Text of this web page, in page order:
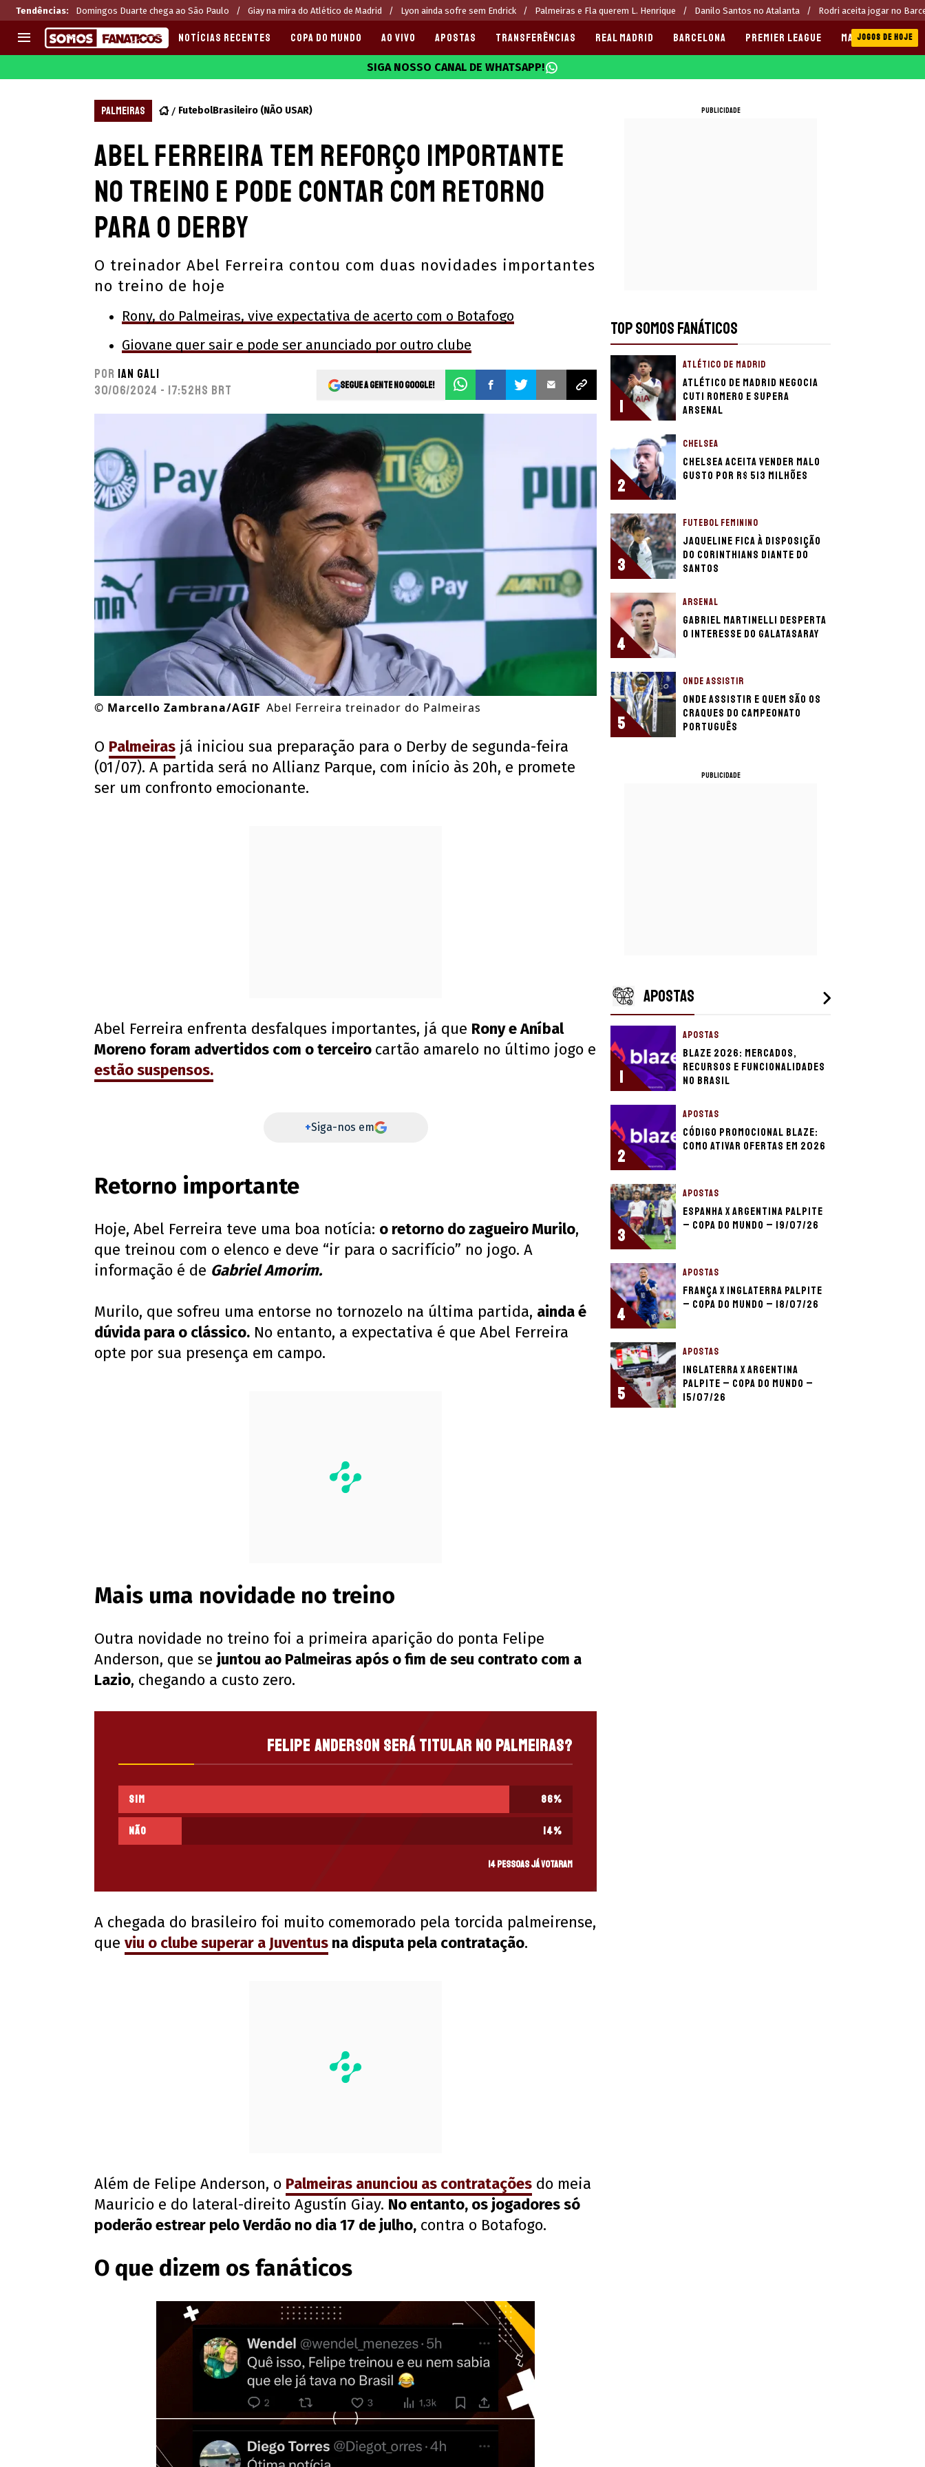
Tendências: Domingos Duarte chega ao São Paulo Giay na mira do Atlético de Madrid Lyon ainda sofre sem Endrick Palmeiras e Fla querem L. Henrique Danilo Santos no Atalanta Rodri aceita jogar no
CHAMPIONS LEAGUE
PREMIER LEAGUE
LIGA PORTUGUESA
Melhores sites de apostas 2025
CASAS DE APOSTAS
CÓDIGOS e OFERTAS
APPS
NOTÍCIAS RECENTES COPA DO MUNDO AO VIVO APOSTAS TRANSFERÊNCIAS REAL MADRID BARCELONA PREMIER LEAGUE MANCHESTER CITY
JOGOS DE HOJE
SIGA NOSSO CANAL DE WHATSAPP!
PALMEIRAS FutebolBrasileiro (NÃO USAR)
Abel Ferreira tem reforço importante
no treino e pode contar com retorno
para o Derby
O treinador Abel Ferreira contou com duas novidades importantes
no treino de hoje
Rony, do Palmeiras, vive expectativa de acerto com o Botafogo
Giovane quer sair e pode ser anunciado por outro clube
Por Ian Gali
30/06/2024 - 17:52hs BRT
Segue a gente no Google!
© Marcello Zambrana/AGIF Abel Ferreira treinador do Palmeiras
O Palmeiras já iniciou sua preparação para o Derby de segunda-feira
(01/07). A partida será no Allianz Parque, com início às 20h, e promete
ser um confronto emocionante.
Abel Ferreira enfrenta desfalques importantes, já que Rony e Aníbal
Moreno foram advertidos com o terceiro cartão amarelo no último jogo e
estão suspensos.
+Siga-nos em
Retorno importante
Hoje, Abel Ferreira teve uma boa notícia: o retorno do zagueiro Murilo,
que treinou com o elenco e deve “ir para o sacrifício” no jogo. A
informação é de Gabriel Amorim.
Murilo, que sofreu uma entorse no tornozelo na última partida, ainda é
dúvida para o clássico. No entanto, a expectativa é que Abel Ferreira
opte por sua presença em campo.
Mais uma novidade no treino
Outra novidade no treino foi a primeira aparição do ponta Felipe
Anderson, que se juntou ao Palmeiras após o fim de seu contrato com a
Lazio, chegando a custo zero.
Felipe Anderson será titular no Palmeiras?
Sim 86%
Não 14%
14 pessoas já votaram
A chegada do brasileiro foi muito comemorado pela torcida palmeirense,
que viu o clubesuperar a Juventus na disputa pela contratação.
Além de Felipe Anderson, o Palmeiras anunciou as contratações do meia
Mauricio e do lateral-direito Agustín Giay. No entanto, os jogadores só
poderão estrear pelo Verdão no dia 17 de julho, contra o Botafogo.
O que dizem os fanáticos
PUBLICIDADE
TOP SOMOS FANÁTICOS
1
ATLÉTICO DE MADRID
Atlético de Madrid negocia
Cuti Romero e supera
Arsenal
2
CHELSEA
Chelsea aceita vender Malo
Gusto por R$ 513 milhões
3
FUTEBOL FEMININO
Jaqueline fica à disposição
do Corinthians diante do
Santos
4
ARSENAL
Gabriel Martinelli desperta
o interesse do Galatasaray
5
ONDE ASSISTIR
Onde assistir e quem são os
craques do Campeonato
Português
PUBLICIDADE
APOSTAS
1
APOSTAS
Blaze 2026: mercados,
recursos e funcionalidades
no Brasil
2
APOSTAS
Código promocional Blaze:
como ativar ofertas em 2026
3
APOSTAS
Espanha x Argentina palpite
– Copa do Mundo – 19/07/26
4
APOSTAS
França x Inglaterra palpite
– Copa do Mundo – 18/07/26
5
APOSTAS
Inglaterra x Argentina
palpite – Copa do Mundo –
15/07/26